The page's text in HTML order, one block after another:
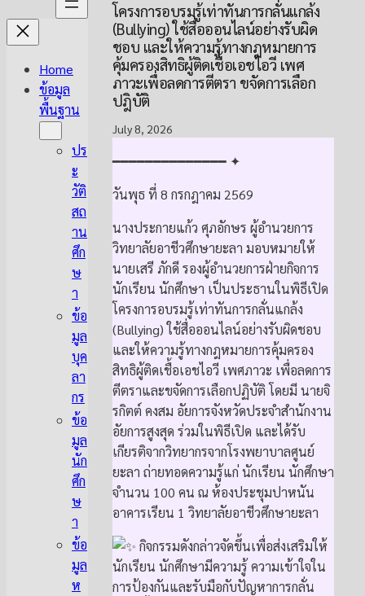
Home
ข้อมูล
พื้นฐาน
ปร
ะ
วัติ
สถ
าน
ศึก
ษ
า
ข้อ
มูล
บุค
ลา
กร
ข้อ
มูล
นัก
ศึก
ษ
า
ข้อ
มูล
ห
โครงการอบรมรู้เท่าทันการกลั่นแกล้ง
(Bullying) ใช้สื่อออนไลน์อย่างรับผิด
ชอบ และให้ความรู้ทางกฎหมายการ
คุ้มครองสิทธิผู้ติดเชื้อเอชไอวี เพศ
ภาวะเพื่อลดการตีตรา ขจัดการเลือก
ปฎิบัติ
July 8, 2026
━━━━━━━━━━━━━━ ✦
วันพุธ ที่ 8 กรกฎาคม 2569
นางประกายแก้ว ศุภอักษร ผู้อำนวยการ
วิทยาลัยอาชีวศึกษายะลา มอบหมายให้
นายเสรี ภักดี รองผู้อำนวยการฝ่ายกิจการ
นักเรียน นักศึกษา เป็นประธานในพิธีเปิด
โครงการอบรมรู้เท่าทันการกลั่นแกล้ง
(Bullying) ใช้สื่อออนไลน์อย่างรับผิดชอบ
และให้ความรู้ทางกฎหมายการคุ้มครอง
สิทธิผู้ติดเชื้อเอชไอวี เพศภาวะ เพื่อลดการ
ตีตราและขจัดการเลือกปฏิบัติ โดยมี นายจิ
รกิตต์ คงสม อัยการจังหวัดประจำสำนักงาน
อัยการสูงสุด ร่วมในพิธีเปิด และได้รับ
เกียรติจากวิทยากรจากโรงพยาบาลศูนย์
ยะลา ถ่ายทอดความรู้แก่ นักเรียน นักศึกษา
จำนวน 100 คน ณ ห้องประชุมปาหนัน
อาคารเรียน 1 วิทยาลัยอาชีวศึกษายะลา
กิจกรรมดังกล่าวจัดขึ้นเพื่อส่งเสริมให้
นักเรียน นักศึกษามีความรู้ ความเข้าใจใน
การป้องกันและรับมือกับปัญหาการกลั่น